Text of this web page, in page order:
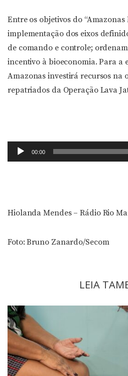
Entre os objetivos do “Amazonas
implementação dos eixos
de comando e controle;
incentivo à bioeconomia. Para a
Amazonas investirá recursos na
repatriados da Operação Lava
Tocador
de
00:00
Hiolanda Mendes – Rádio Rio
Foto: Bruno Zanardo/Secom
LEIA